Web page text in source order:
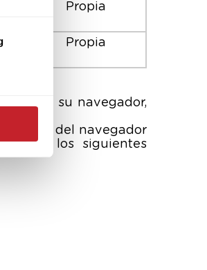
Propia
Propia
de su navegador,
del navegador
en los siguientes